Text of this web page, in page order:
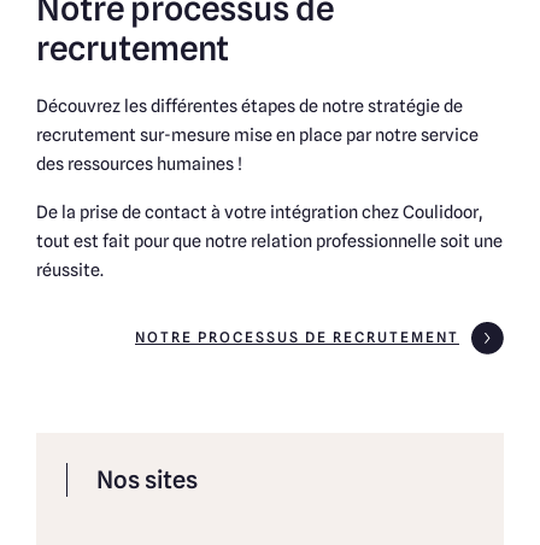
recrutement
Découvrez les différentes étapes de notre stratégie de
recrutement sur-mesure mise en place par notre service
des ressources humaines !
De la prise de contact à votre intégration chez Coulidoor,
tout est fait pour que notre relation professionnelle soit une
réussite.
NOTRE PROCESSUS DE RECRUTEMENT
Nos sites